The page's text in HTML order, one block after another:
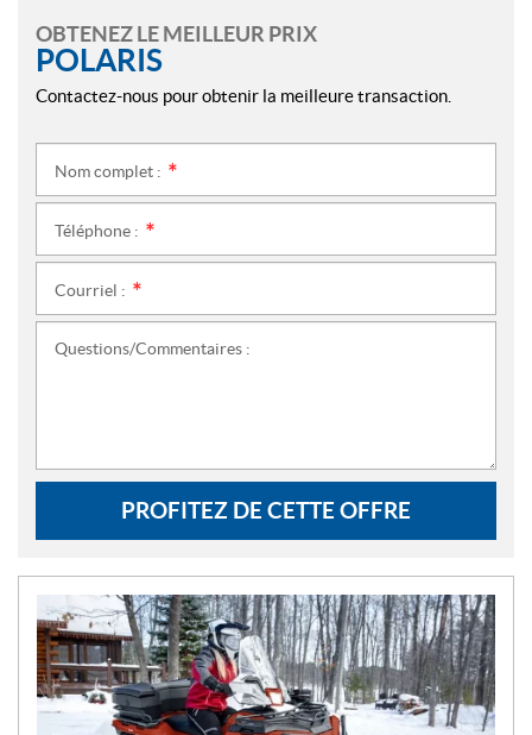
OBTENEZ LE MEILLEUR PRIX
POLARIS
Contactez-nous pour obtenir la meilleure transaction.
Nom complet :
Téléphone :
Courriel :
Questions/Commentaires :
PROFITEZ DE CETTE OFFRE
N
O
U
V
E